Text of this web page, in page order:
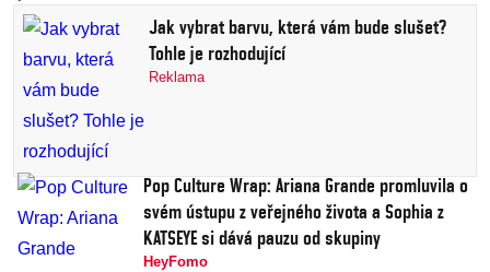
Jak vybrat barvu, která vám bude slušet?
Tohle je rozhodující
Reklama
Pop Culture Wrap: Ariana Grande promluvila o
svém ústupu z veřejného života a Sophia z
KATSEYE si dává pauzu od skupiny
HeyFomo